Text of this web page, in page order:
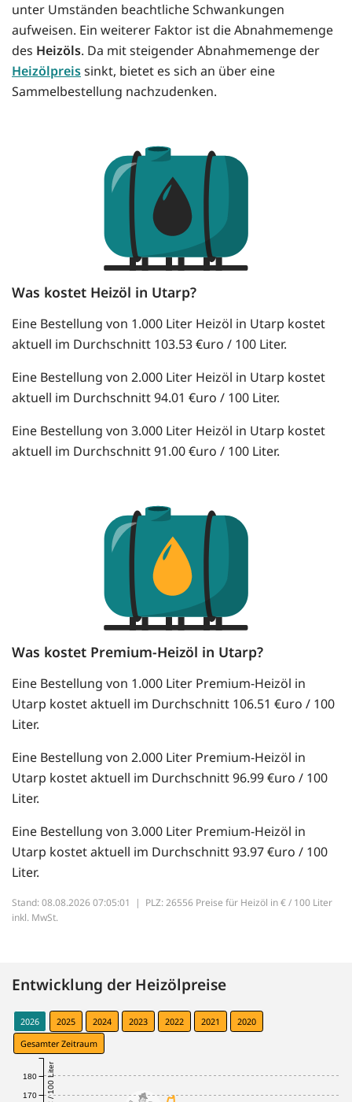
unter Umständen beachtliche Schwankungen
aufweisen. Ein weiterer Faktor ist die Abnahmemenge
des Heizöls. Da mit steigender Abnahmemenge der
Heizölpreissinkt, bietet es sich an über eine
Sammelbestellung nachzudenken.
Was kostet Heizöl in Utarp?
Eine Bestellung von 1.000 Liter Heizöl in Utarp kostet
aktuell im Durchschnitt 103.53 €uro / 100 Liter.
Eine Bestellung von 2.000 Liter Heizöl in Utarp kostet
aktuell im Durchschnitt 94.01 €uro / 100 Liter.
Eine Bestellung von 3.000 Liter Heizöl in Utarp kostet
aktuell im Durchschnitt 91.00 €uro / 100 Liter.
Was kostet Premium-Heizöl in Utarp?
Eine Bestellung von 1.000 Liter Premium-Heizöl in
Utarp kostet aktuell im Durchschnitt 106.51 €uro / 100
Liter.
Eine Bestellung von 2.000 Liter Premium-Heizöl in
Utarp kostet aktuell im Durchschnitt 96.99 €uro / 100
Liter.
Eine Bestellung von 3.000 Liter Premium-Heizöl in
Utarp kostet aktuell im Durchschnitt 93.97 €uro / 100
Liter.
Stand: 08.08.2026 07:05:01 | PLZ: 26556 Preise für Heizöl in € / 100 Liter
inkl. MwSt.
Entwicklung der Heizölpreise
2026 2025 2024 2023 2022 2021
2020
Gesamter Zeitraum
€ / 100 Liter
170
180